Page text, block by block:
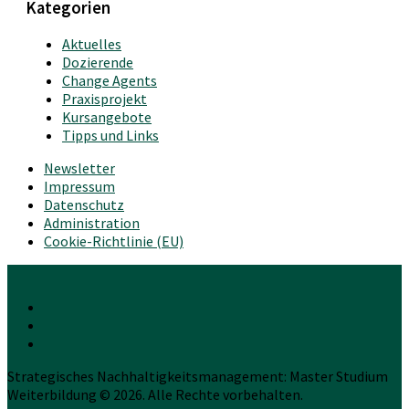
Kategorien
Aktuelles
Dozierende
Change Agents
Praxisprojekt
Kursangebote
Tipps und Links
Newsletter
Impressum
Datenschutz
Administration
Cookie-Richtlinie (EU)
Strategisches Nachhaltigkeitsmanagement: Master Studium
Weiterbildung © 2026. Alle Rechte vorbehalten.